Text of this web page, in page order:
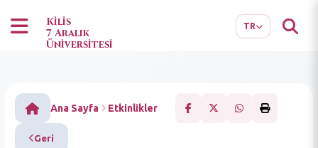
Kilis
7 Aralık
Üniversitesi
TR
Ana Sayfa Etkinlikler
Geri